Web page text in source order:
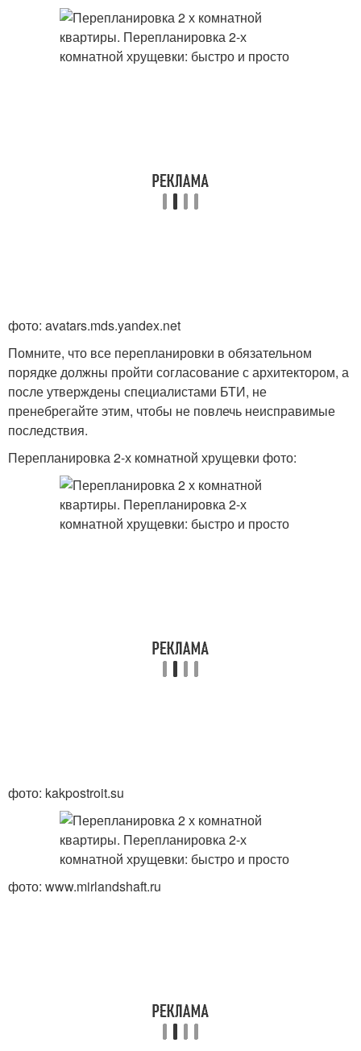
фото: avatars.mds.yandex.net
Помните, что все перепланировки в обязательном
порядке должны пройти согласование с архитектором, а
после утверждены специалистами БТИ, не
пренебрегайте этим, чтобы не повлечь неисправимые
последствия.
Перепланировка 2-х комнатной хрущевки фото:
фото: kakpostroit.su
фото: www.mirlandshaft.ru